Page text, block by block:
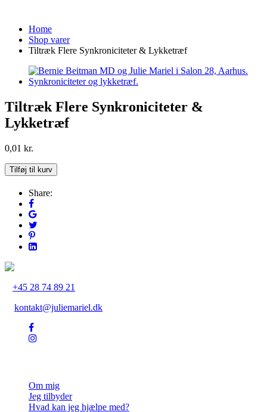
Home
Shop varer
Tiltræk Flere Synkroniciteter & Lykketræf
Tiltræk Flere Synkroniciteter &
Lykketræf
0,01 kr.
Tiltræk
Flere
Synkroniciteter
Lykketræf
Tilføj til kurv
Share:
+45 28 74 89 21
kontakt@juliemariel.dk
Om mig
Jeg tilbyder
Hvad kan jeg hjælpe med?